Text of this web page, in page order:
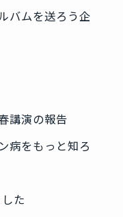
バムを送ろう企
講演の報告
病をもっと知ろ
た